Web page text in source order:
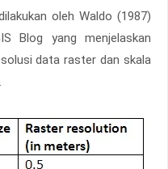
oleh Waldo (1987)
Blog yang menjelaskan
data raster dan skala